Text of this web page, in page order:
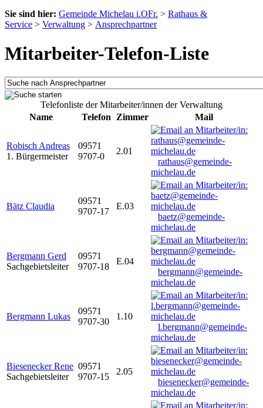
Sie sind hier: Gemeinde Michelau i.OFr. > Rathaus &
Service > Verwaltung > Ansprechpartner
Mitarbeiter-Telefon-Liste
Telefonliste der Mitarbeiter/innen der Verwaltung
Name
Telefon Zimmer Mail
Robisch Andreas
1. Bürgermeister
09571
9707-0
2.01
rathaus@gemeinde-
michelau.de
Bätz Claudia
09571
9707-17
E.03
baetz@gemeinde-
michelau.de
Bergmann Gerd
Sachgebietsleiter
09571
9707-18
E.04
bergmann@gemeinde-
michelau.de
Bergmann Lukas
09571
9707-30
1.10
l.bergmann@gemeinde-
michelau.de
Biesenecker Rene
Sachgebietsleiter
09571
9707-15
2.05
biesenecker@gemeinde-
michelau.de